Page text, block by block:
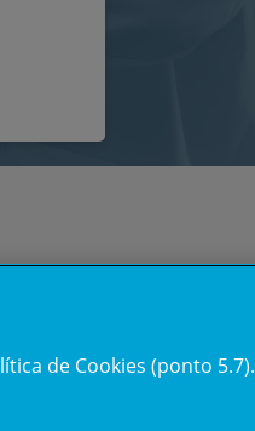
de Cookies (ponto 5.7).